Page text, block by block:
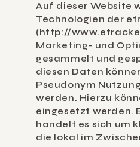
Auf dieser Website
Technologien der
(http://
Marketing- und
gesammelt und
diesen Daten
Pseudonym
werden. Hierzu
eingesetzt werden.
handelt es sich um
die lokal im